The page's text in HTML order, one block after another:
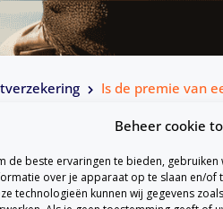
Beheer cookie
de beste ervaringen te bieden,
over je apparaat op te slaan en/of
technologieën kunnen wij gegevens
Is de premie van een